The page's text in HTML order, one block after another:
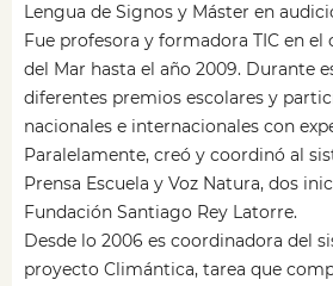
Lengua de Signos y Máster en
Fue profesora y formadora TIC en el
del Mar hasta el año 2009. Durante
diferentes premios escolares y
nacionales e internacionales con
Paralelamente, creó y coordinó al
Prensa Escuela y Voz Natura, dos
Fundación Santiago Rey Latorre.
Desde lo 2006 es coordinadora del
proyecto Climántica, tarea que